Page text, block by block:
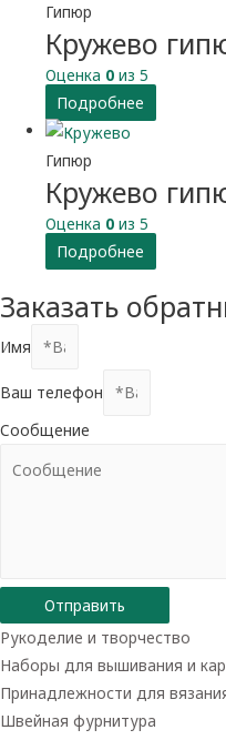
Гипюр
Кружево
Оценка 0 из 5
Подробнее
Гипюр
Кружево
Оценка 0 из 5
Подробнее
Заказать
Имя
Ваш телефон
Сообщение
Отправить
Рукоделие и творчество
Наборы для вышивания и
Принадлежности для
Швейная фурнитура